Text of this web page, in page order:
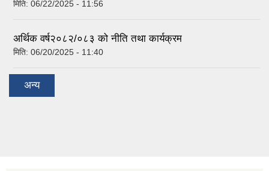
मिति: 06/22/2025 - 11:56
अर्थिक वर्ष२०८२/०८३ को नीति तथा कार्यक्रम
मिति: 06/20/2025 - 11:40
अन्य